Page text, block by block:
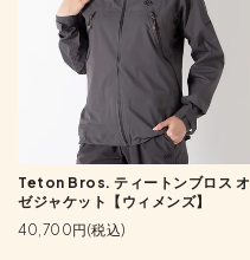
Teton Bros. ティートンブロス オ
ゼジャケット【ウィメンズ】
40,700円(税込)